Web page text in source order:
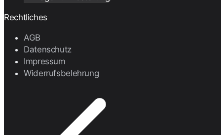
Rechtliches
AGB
Datenschutz
Impressum
Widerrufsbelehrung